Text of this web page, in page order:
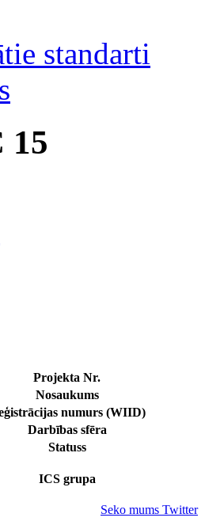
standarti
15
Projekta Nr.
Nosaukums
numurs (WIID)
Darbības sfēra
Statuss
ICS grupa
Seko mums Twitter